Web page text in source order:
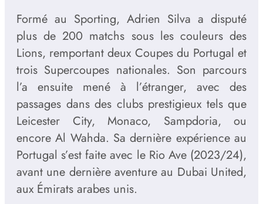
Formé au Sporting, Adrien Silva a disputé
plus de 200 matchs sous les couleurs des
Lions, remportant deux Coupes du Portugal et
trois Supercoupes nationales. Son parcours
l’a ensuite mené à l’étranger, avec des
passages dans des clubs prestigieux tels que
Leicester City, Monaco, Sampdoria, ou
encore Al Wahda. Sa dernière expérience au
Portugal s’est faite avec le Rio Ave (2023/24),
avant une dernière aventure au Dubai United,
aux Émirats arabes unis.